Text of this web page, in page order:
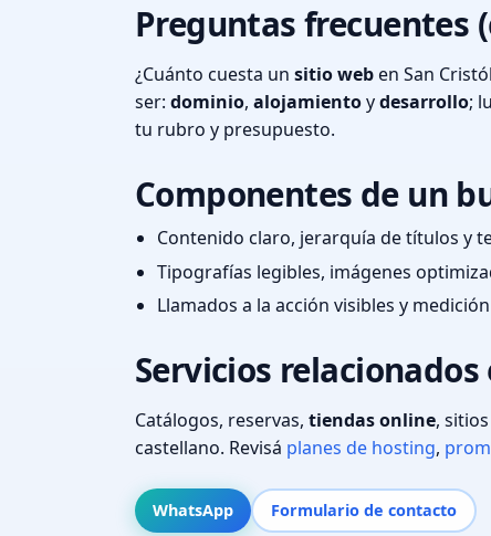
Preguntas frecuentes
¿Cuánto cuesta un sitio weben San
ser: dominio, alojamientoydesarrollo;
tu rubro y presupuesto.
Componentes de un
Contenido claro, jerarquía de títulos y
Tipografías legibles, imágenes
Llamados a la acción visibles y
Servicios
Catálogos, reservas, tiendas online,
castellano. Revisá planes de hosting,
WhatsApp Formulario de contacto